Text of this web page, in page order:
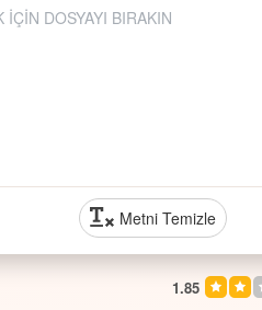
İÇİN DOSYAYI BIRAKIN
Metni Temizle
1.85